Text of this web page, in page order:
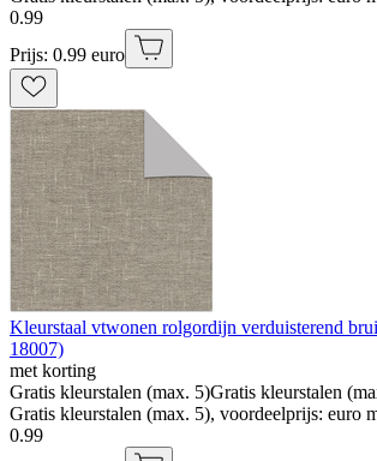
0.99
Prijs: 0.99 euro
Kleurstaal vtwonen rolgordijn verduisterend
18007)
met korting
Gratis kleurstalen (max. 5)Gratis kleurstalen
Gratis kleurstalen (max. 5), voordeelprijs: euro
0.99